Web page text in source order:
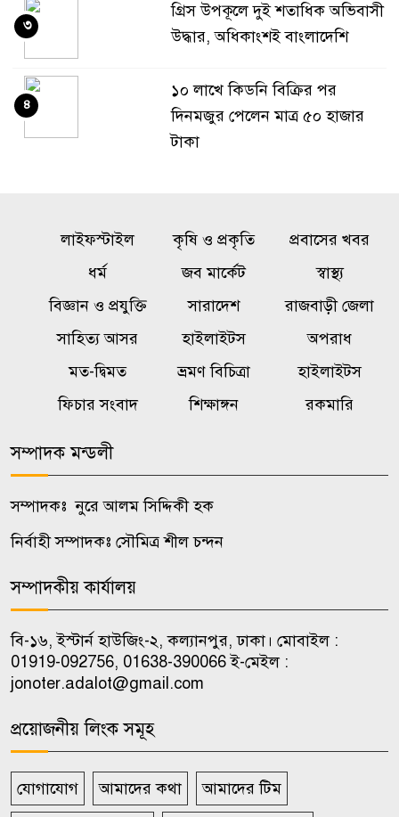
গ্রিস উপকূলে দুই শতাধিক অভিবাসী
উদ্ধার, অধিকাংশই বাংলাদেশি
৩
১০ লাখে কিডনি বিক্রির পর
দিনমজুর পেলেন মাত্র ৫০ হাজার
টাকা
৪
ফারুকীর
সাকিবকে দেশে ফেরানো নিয়ে
আগের অবস্থান থেকে সরে গেলেন
ক্রীড়া প্রতিমন্ত্রী
রাষ্ট্রের গুরুত্বপূর্ণ ব্যক্তিদের নিয়ে
ওয়েব সিরিজ দেখে স্ত্রীকে হত্যা,
৮
৯
শৃঙ্খলাভঙ্গের অভিযোগে জাবি
ছাত্রদলের যুগ্ম আহ্বায়ককে শোকজ
১০
লাইফস্টাইল কৃষি ও প্রকৃতি
প্রবাসের খবর
ধর্ম
জব মার্কেট
স্বাস্থ্য
বিজ্ঞান ও প্রযুক্তি
সারাদেশ
রাজবাড়ী জেলা
সাহিত্য আসর
হাইলাইটস
অপরাধ
মত-দ্বিমত
ভ্রমণ বিচিত্রা
হাইলাইটস
ফিচার সংবাদ
শিক্ষাঙ্গন রকমারি
সম্পাদক মন্ডলী
সম্পাদকঃ নুরে আলম সিদ্দিকী হক
নির্বাহী সম্পাদকঃ সৌমিত্র শীল চন্দন
সম্পাদকীয় কার্যালয়
বি-১৬, ইস্টার্ন হাউজিং-২, কল্যানপুর, ঢাকা। মোবাইল :
01919-092756, 01638-390066 ই-মেইল :
jonoter.adalot@gmail.com
প্রয়োজনীয় লিংক সমূহ
যোগাযোগ আমাদের কথা আমাদের টিম